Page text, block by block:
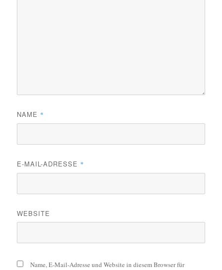
NAME *
E-MAIL-ADRESSE *
WEBSITE
Name, E-Mail-Adresse und Website in diesem Browser für